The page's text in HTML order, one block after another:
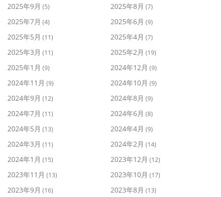
2025年9月 (5) 2025年8月 (7)
2025年7月 (4) 2025年6月 (9)
2025年5月 (11) 2025年4月 (7)
2025年3月 (11) 2025年2月 (19)
2025年1月 (9) 2024年12月 (9)
2024年11月 (9) 2024年10月 (9)
2024年9月 (12) 2024年8月 (9)
2024年7月 (11) 2024年6月 (8)
2024年5月 (13) 2024年4月 (9)
2024年3月 (11) 2024年2月 (14)
2024年1月 (15) 2023年12月 (12)
2023年11月 (13) 2023年10月 (17)
2023年9月 (16) 2023年8月 (13)